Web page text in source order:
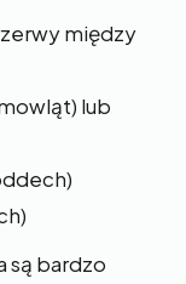
między
lub
są bardzo